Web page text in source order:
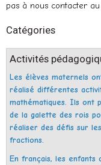
pas à nous contacter
Catégories
Activités
Les élèves maternels
réalisé différentes
mathématiques. Ils ont
de la galette des rois
réaliser des défis sur les
fractions.
En français, les enfants